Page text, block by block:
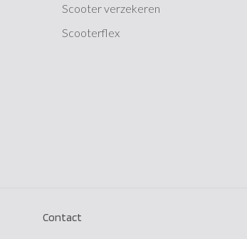
Scooter verzekeren
Scooterflex
Contact